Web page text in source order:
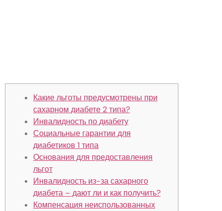
Какие льготы предусмотрены при
сахарном диабете 2 типа?
Инвалидность по диабету
Социальные гарантии для
диабетиков 1 типа
Основания для предоставления
льгот
Инвалидность из-за сахарного
диабета – дают ли и как получить?
Компенсация неиспользованных